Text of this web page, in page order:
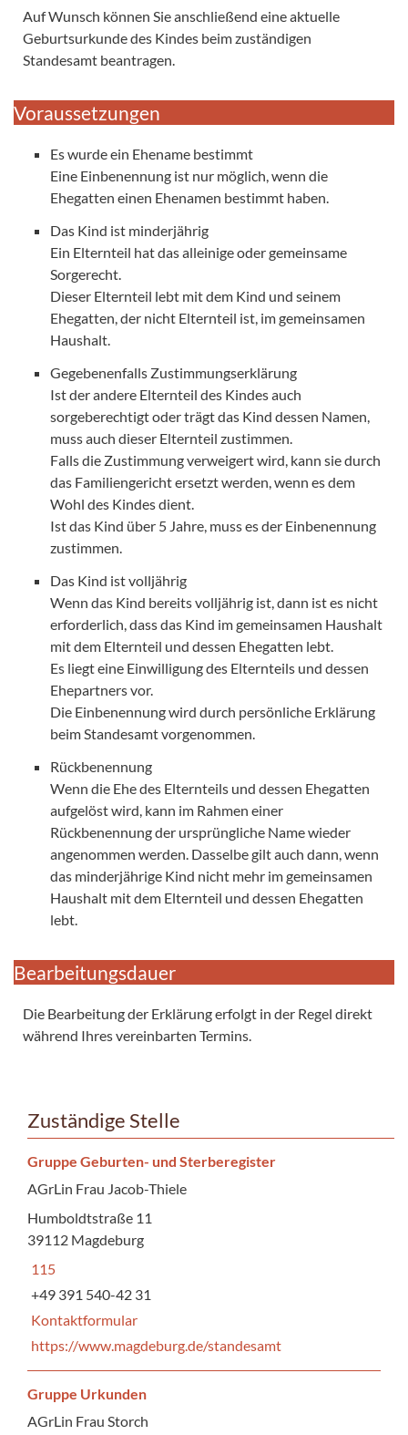
Auf Wunsch können Sie anschließend eine aktuelle
Geburtsurkunde des Kindes beim zuständigen
Standesamt beantragen.
Voraussetzungen
Es wurde ein Ehename bestimmt
Eine Einbenennung ist nur möglich, wenn die
Ehegatten einen Ehenamen bestimmt haben.
Das Kind ist minderjährig
Ein Elternteil hat das alleinige oder gemeinsame
Sorgerecht.
Dieser Elternteil lebt mit dem Kind und seinem
Ehegatten, der nicht Elternteil ist, im gemeinsamen
Haushalt.
Gegebenenfalls Zustimmungserklärung
Ist der andere Elternteil des Kindes auch
sorgeberechtigt oder trägt das Kind dessen Namen,
muss auch dieser Elternteil zustimmen.
Falls die Zustimmung verweigert wird, kann sie durch
das Familiengericht ersetzt werden, wenn es dem
Wohl des Kindes dient.
Ist das Kind über 5 Jahre, muss es der Einbenennung
zustimmen.
Das Kind ist volljährig
Wenn das Kind bereits volljährig ist, dann ist es nicht
erforderlich, dass das Kind im gemeinsamen Haushalt
mit dem Elternteil und dessen Ehegatten lebt.
Es liegt eine Einwilligung des Elternteils und dessen
Ehepartners vor.
Die Einbenennung wird durch persönliche Erklärung
beim Standesamt vorgenommen.
Rückbenennung
Wenn die Ehe des Elternteils und dessen Ehegatten
aufgelöst wird, kann im Rahmen einer
Rückbenennung der ursprüngliche Name wieder
angenommen werden. Dasselbe gilt auch dann, wenn
das minderjährige Kind nicht mehr im gemeinsamen
Haushalt mit dem Elternteil und dessen Ehegatten
lebt.
Bearbeitungsdauer
Die Bearbeitung der Erklärung erfolgt in der Regel direkt
während Ihres vereinbarten Termins.
Zuständige Stelle
Gruppe Geburten- und Sterberegister
AGrLin Frau Jacob-Thiele
Humboldtstraße 11
39112 Magdeburg
115
+49 391 540-42 31
Kontaktformular
https://www.magdeburg.de/standesamt
Gruppe Urkunden
AGrLin Frau Storch